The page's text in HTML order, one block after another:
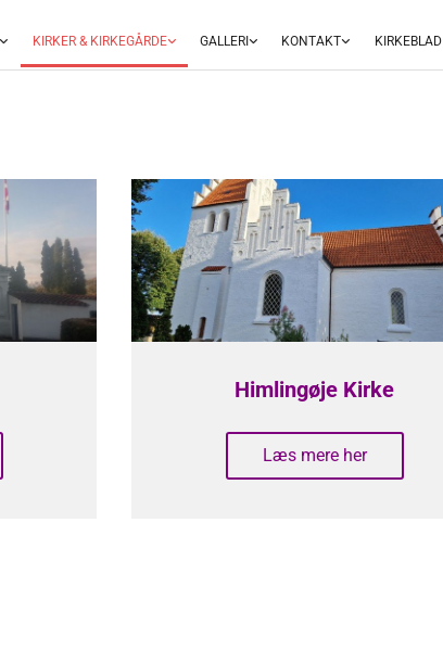
KIRKER & KIRKEGÅRDE GALLERI KONTAKT KIRKEBLAD
Himlingøje Kirke
Læs mere her